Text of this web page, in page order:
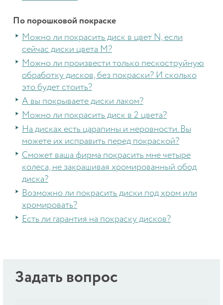
По порошковой покраске
Можно ли покрасить диск в цвет N, если
сейчас диски цвета M?
Можно ли произвести только пескоструйную
обработку дисков, без покраски? И сколько
это будет стоить?
А вы покрываете диски лаком?
Можно ли покрасить диск в 2 цвета?
На дисках есть царапины и неровности. Вы
можете их исправить перед покраской?
Сможет ваша фирма покрасить мне четыре
колеса, не закрашивая хромированный обод
диска?
Возможно ли покрасить диски под хром или
хромировать?
Есть ли гарантия на покраску дисков?
Задать вопрос